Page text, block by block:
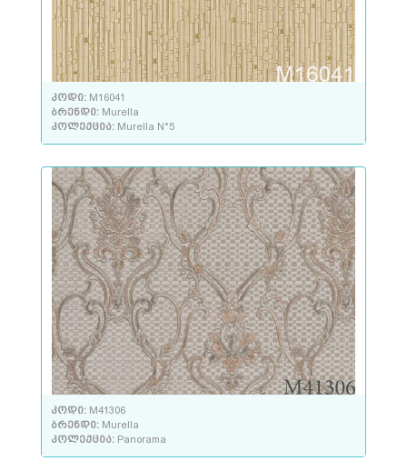
კოდი: M16041
ბრენდი: Murella
კოლექცია: Murella N°5
კოდი: M41306
ბრენდი: Murella
კოლექცია: Panorama